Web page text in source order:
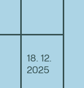
18. 12.
2025